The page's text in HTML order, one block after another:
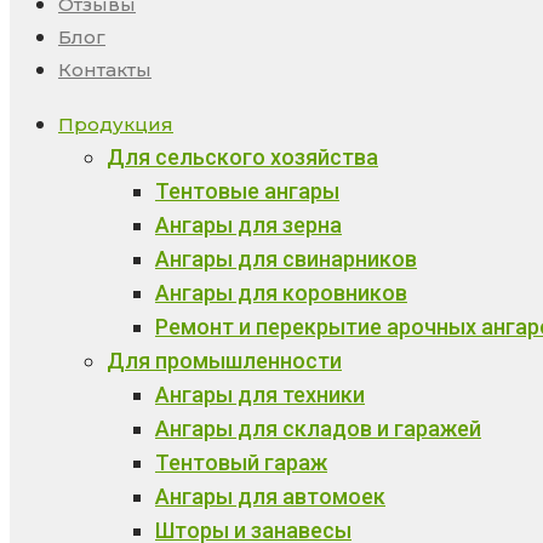
Блог
Контакты
Продукция
Для сельского хозяйства
Тентовые ангары
Ангары для зерна
Ангары для свинарников
Ангары для коровников
Ремонт и перекрытие арочных
Для промышленности
Ангары для техники
Ангары для складов и гаражей
Тентовый гараж
Ангары для автомоек
Шторы и занавесы